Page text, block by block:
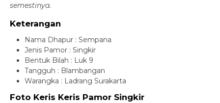
semestinya.
Keterangan
Nama Dhapur : Sempana
Jenis Pamor : Singkir
Bentuk Bilah : Luk 9
Tangguh : Blambangan
Warangka : Ladrang Surakarta
Foto Keris Keris Pamor Singkir